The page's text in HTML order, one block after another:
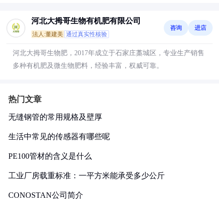
河北大拇哥生物有机肥有限公司
法人:董建美 通过真实性核验
咨询 进店
河北大拇哥生物肥，2017年成立于石家庄藁城区，专业生产销售
多种有机肥及微生物肥料，经验丰富，权威可靠。
热门文章
无缝钢管的常用规格及壁厚
生活中常见的传感器有哪些呢
PE100管材的含义是什么
工业厂房载重标准：一平方米能承受多少公斤
CONOSTAN公司简介